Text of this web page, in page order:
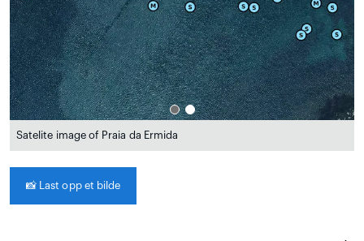
Satelite image of Praia da Ermida
📸 Last opp et bilde